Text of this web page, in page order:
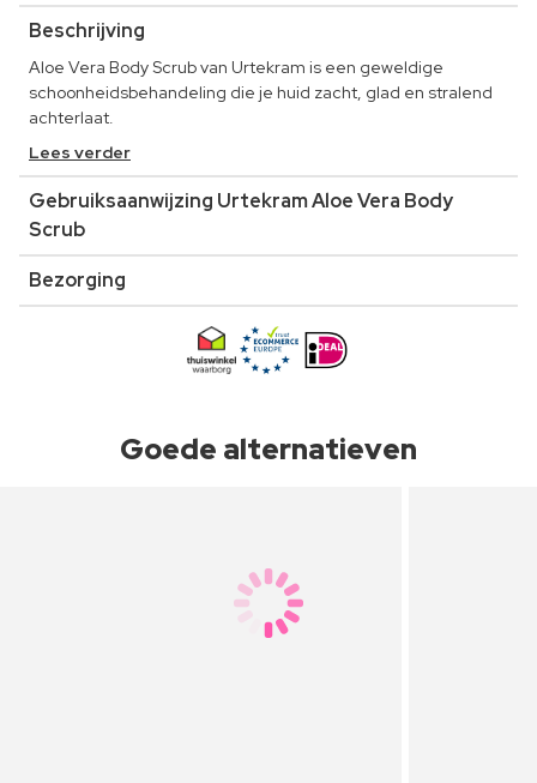
Beschrijving
Aloe Vera Body Scrub van Urtekram is een geweldige
schoonheidsbehandeling die je huid zacht, glad en stralend
achterlaat.
Lees verder
Gebruiksaanwijzing Urtekram Aloe Vera Body
Scrub
Bezorging
Goede alternatieven